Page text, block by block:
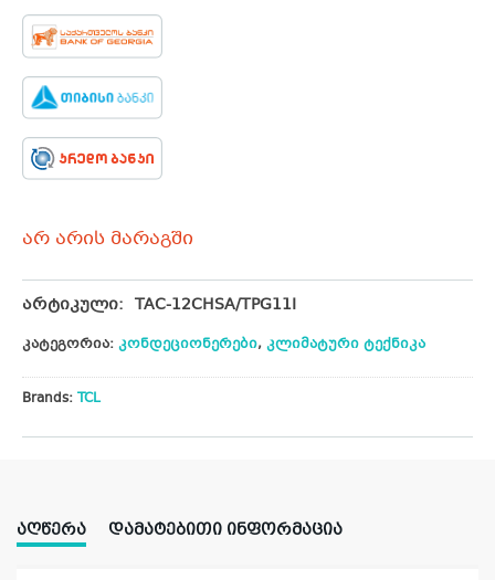
არ არის მარაგში
არტიკული: TAC-12CHSA/TPG11I
კატეგორია: კონდეციონერები, კლიმატური ტექნიკა
Brands: TCL
ᲐᲦᲬᲔᲠᲐ ᲓᲐᲛᲐᲢᲔᲑᲘᲗᲘ ᲘᲜᲤᲝᲠᲛᲐᲪᲘᲐ